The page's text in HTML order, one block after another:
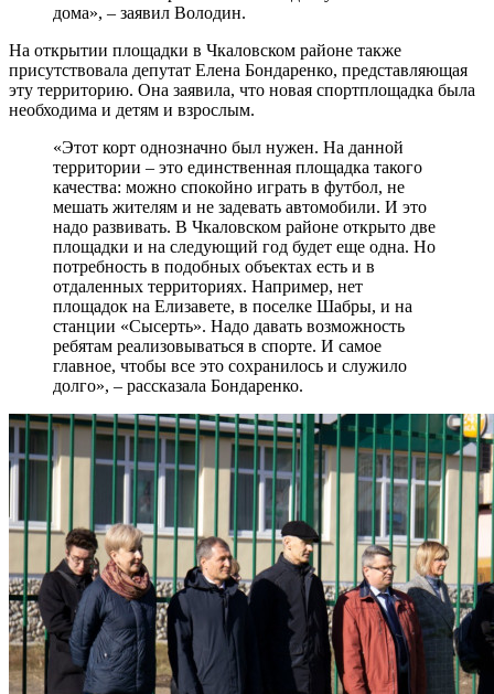
дома», – заявил Володин.
На открытии площадки в Чкаловском районе также
присутствовала депутат Елена Бондаренко, представляющая
эту территорию. Она заявила, что новая спортплощадка была
необходима и детям и взрослым.
«Этот корт однозначно был нужен. На данной
территории – это единственная площадка такого
качества: можно спокойно играть в футбол, не
мешать жителям и не задевать автомобили. И это
надо развивать. В Чкаловском районе открыто две
площадки и на следующий год будет еще одна. Но
потребность в подобных объектах есть и в
отдаленных территориях. Например, нет
площадок на Елизавете, в поселке Шабры, и на
станции «Сысерть». Надо давать возможность
ребятам реализовываться в спорте. И самое
главное, чтобы все это сохранилось и служило
долго», – рассказала Бондаренко.